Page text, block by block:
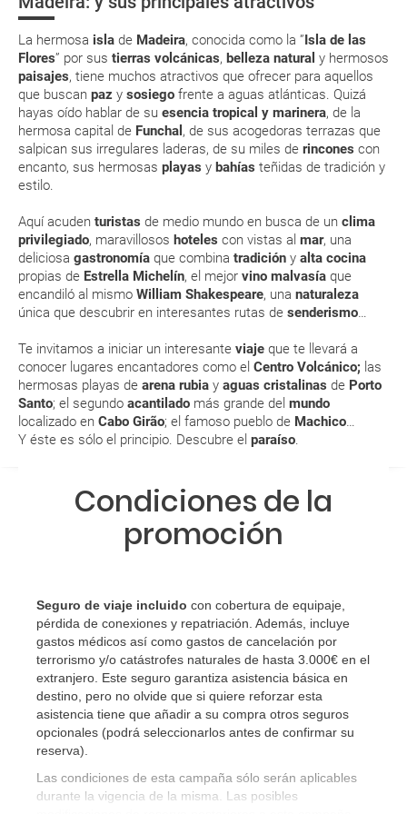
La hermosa isla de Madeira, conocida como la ”Isla de las
Flores” por sus tierras volcánicas, belleza natural y hermosos
paisajes, tiene muchos atractivos que ofrecer para aquellos
que buscan paz y sosiego frente a aguas atlánticas. Quizá
hayas oído hablar de su esencia tropical y marinera, de la
hermosa capital de Funchal , de sus acogedoras terrazas que
salpican sus irregulares laderas, de su miles de rincones con
encanto, sus hermosas playas y bahías teñidas de tradición y
estilo.
Aquí acuden turistas de medio mundo en busca de un clima
privilegiado, maravillosos hoteles con vistas al mar, una
deliciosa gastronomía que combina tradición y alta cocina
propias de Estrella Michelín, el mejor vino malvasía que
encandiló al mismo William Shakespeare, una naturaleza
única que descubrir en interesantes rutas de senderismo
Te invitamos a iniciar un interesante viaje que te llevará a
conocer lugares encantadores como el Centro Volcánico; las
hermosas playas de arena rubia y aguas cristalinas de Porto
Santo; el segundo acantilado más grande del mundo
localizado en Cabo Girão; el famoso pueblo de Machico
Y éste es sólo el principio. Descubre el paraíso
El clima de Madeira es templado durante todo el año. En
más concurrida
¡No olvides nunca el bañador! En Madeira podrás pegarte
un chapuzón en cualquier época del año
En verano y con temperaturas más altas, se recomienda
ingerir más líquidos y resguardarse del sol en las horas
de mayor intensidad
Junto al mar y dentro del agua, el sol sigue calentando
ENE
19.1 °C
13.1 °C
FEB
19.1 °C
12.8 °C
MAR
19.5 °C
13.0 °C
ABR
19.6 °C
14.6 °C
Moverse en Madeira
¿Dónde alojarse?
a que muchas de ellas exigen la presentación de la tarjeta de embarque
(que deberás realizar a través de su web) para que no te carguen un
suplemento extra en el mismo aeropuerto.
En caso de tener que enviarte la documentación de un paquete
vacacional (Caribe, circuitos, tours...) te enviaremos la documentación
de tu reserva alrededor de 10 días antes de salida, la cual deberás
imprimir y llevar contigo en el viaje.
Esta documentación te será requerida en el mostrador de la compañía
aérea a la hora de realizar el check-in el día de la salida.
MODIFICACIÓN ó CANCELACIÓN ¿Puedo anular o
modificar una reserva del viaje? ¿Qué gastos puede
generar una anulación o modificación del viaje?
a...?
¿Con cuánta antelación tengo que estar en el
aeropuerto?
paquete vacacional en la página web?
Al realizar la reserva, uno de los servicios ha
quedado de pendiente de confirmación ¿Cómo
¿Cómo sé si hay plazas disponibles en el viaje que
quiero al hacer mi solicitud de reserva?
Si tengo los traslados incluidos, ¿dónde debo
dirigirme?
¿Incluye algún seguro de viaje mi reserva?
¿Cuáles son las condiciones generales en las
Condiciones de la
promoción
Seguro de viaje incluido con cobertura de equipaje,
pérdida de conexiones y repatriación. Además, incluye
gastos médicos así como gastos de cancelación por
terrorismo y/o catástrofes naturales de hasta 3.000€ en el
extranjero. Este seguro garantiza asistencia básica en
destino, pero no olvide que si quiere reforzar esta
asistencia tiene que añadir a su compra otros seguros
opcionales (podrá seleccionarlos antes de confirmar su
reserva)
Las condiciones de esta campaña sólo serán aplicables
durante la vigencia de la misma. Las posibles